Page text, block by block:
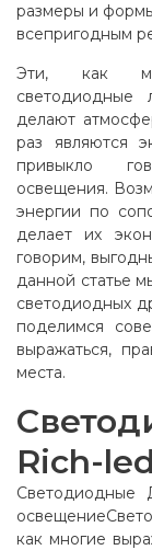
размеры и
всепригодным
Эти, как
делают
раз являются
привыкло
освещения.
энергии по
делает их
говорим,
данной статье
светодиодных
поделимся
выражаться,
места.
Rich-led
Светодиодные
как многие